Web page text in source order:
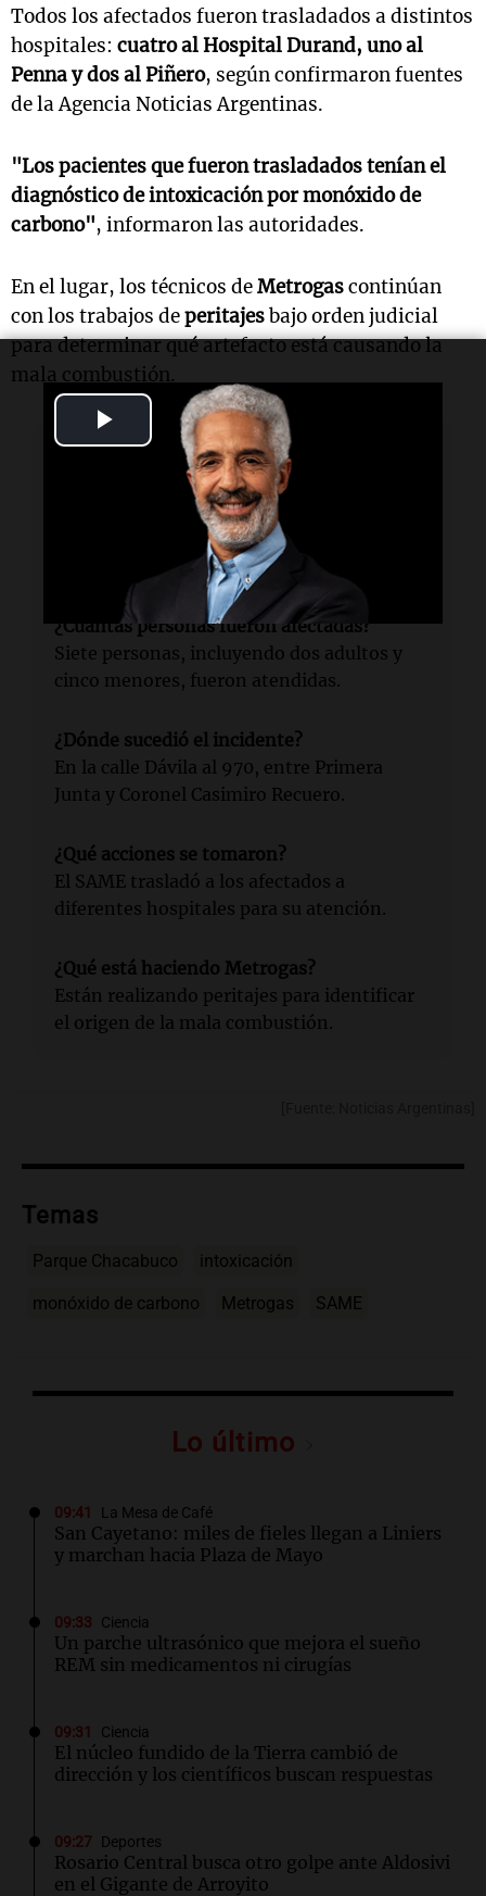
Play
Video
Todos los afectados fueron trasladados a distintos
hospitales: cuatro al Hospital Durand, uno al
Penna y dos al Piñero, según confirmaron fuentes
de la Agencia Noticias Argentinas.
"Los pacientes que fueron trasladados tenían el
diagnóstico de intoxicación por monóxido de
carbono", informaron las autoridades.
En el lugar, los técnicos deMetrogascontinúan
con los trabajos deperitajesbajo orden judicial
para determinar qué artefacto está causando la
mala combustión.
¿Qué ocurrió en Parque Chacabuco?
Se registraron varios casos de intoxicación
por monóxido de carbono en una vivienda.
¿Cuántas personas fueron afectadas?
Siete personas, incluyendo dos adultos y
cinco menores, fueron atendidas.
¿Dónde sucedió el incidente?
En la calle Dávila al 970, entre Primera
Junta y Coronel Casimiro Recuero.
¿Qué acciones se tomaron?
El SAME trasladó a los afectados a
diferentes hospitales para su atención.
¿Qué está haciendo Metrogas?
Están realizando peritajes para identificar
el origen de la mala combustión.
Temas
Parque Chacabuco intoxicación
monóxido de carbono Metrogas SAME
Lo último
09:41 La Mesa de Café
San Cayetano: miles de fieles llegan a Liniers
y marchan hacia Plaza de Mayo
09:33 Ciencia
Un parche ultrasónico que mejora el sueño
REM sin medicamentos ni cirugías
09:31 Ciencia
El núcleo fundido de la Tierra cambió de
dirección y los científicos buscan respuestas
09:27 Deportes
Rosario Central busca otro golpe ante Aldosivi
en el Gigante de Arroyito